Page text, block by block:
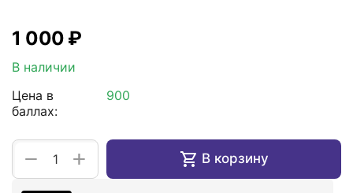
1 000 ₽
В наличии
Цена в
баллах:
900
+
− В корзину